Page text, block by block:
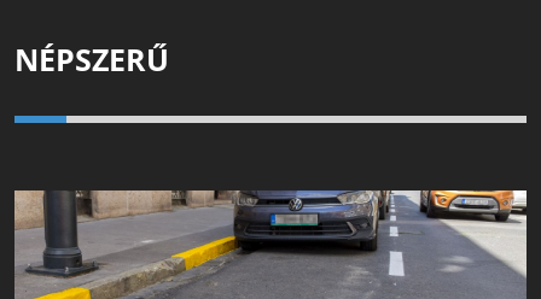
NÉPSZERŰ